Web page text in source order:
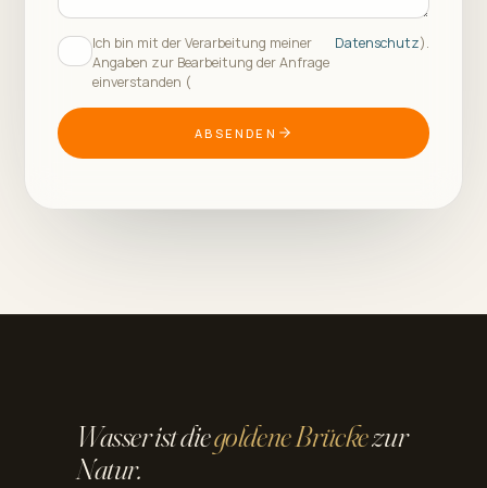
Ich bin mit der Verarbeitung meiner
Angaben zur Bearbeitung der Anfrage
einverstanden (
Datenschutz).
ABSENDEN
Wasser ist diegoldene Brückezur
Natur.